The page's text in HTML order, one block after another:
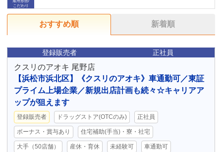
こだわり
おすすめ順 新着順
登録販売者 正社員
クスリのアオキ 尾野店
【浜松市浜北区】《クスリのアオキ》車通勤可／東証
プライム上場企業／新規出店計画も続々☆キャリアア
ップが狙えます
登録販売者 ドラッグストア(OTCのみ) 正社員
ボーナス・賞与あり 住宅補助(手当)・寮・社宅
大手（50店舗） 産休・育休 未経験可 車通勤可